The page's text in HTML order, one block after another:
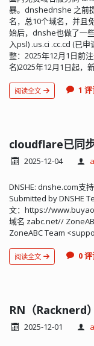
暴。dnshednshe 之前
名，总10个域名，并且
始后，dnshe也做了一
入psl) .us.ci .cc.cd (已
整：2025年12月1日前
名)2025年12月1日起，
阅读全文 1
2025-12-04
DNSHE: dnshe.com支
Submitted by DNSHE
文：https://
域名 zabc.net//
ZoneABC Team <
阅读全文 0
RN（Racknerd
2025-12-01